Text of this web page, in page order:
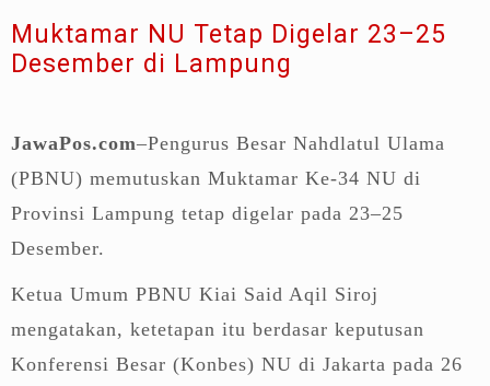
Muktamar NU Tetap Digelar 23–25
Desember di Lampung
JawaPos.com–Pengurus Besar Nahdlatul Ulama
(PBNU) memutuskan Muktamar Ke-34 NU di
Provinsi Lampung tetap digelar pada 23–25
Desember.
Ketua Umum PBNU Kiai Said Aqil Siroj
mengatakan, ketetapan itu berdasar keputusan
Konferensi Besar (Konbes) NU di Jakarta pada 26